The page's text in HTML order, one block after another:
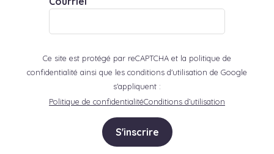
Ce site est protégé par reCAPTCHA et la politique de
confidentialité ainsi que les conditions d'utilisation de Google
s'appliquent :
Politique de confidentialitéConditions d’utilisation
S'inscrire